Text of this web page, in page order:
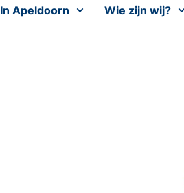
In Apeldoorn Wie zijn wij?